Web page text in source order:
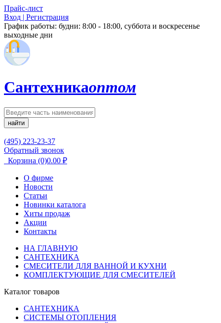
Прайс-лист
Вход | Регистрация
График работы: будни: 8:00 - 18:00, суббота и воскресенье
выходные дни
Сантехникаоптом
найти
(495) 223-23-37
Обратный звонок
Корзина (0)0.00 ₽
О фирме
Новости
Статьи
Новинки каталога
Хиты продаж
Акции
Контакты
НА ГЛАВНУЮ
САНТЕХНИКА
СМЕСИТЕЛИ ДЛЯ ВАННОЙ И КУХНИ
КОМПЛЕКТУЮЩИЕ ДЛЯ СМЕСИТЕЛЕЙ
Каталог товаров
САНТЕХНИКА
СИСТЕМЫ ОТОПЛЕНИЯ